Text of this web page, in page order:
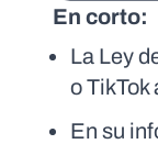
En corto:
La Ley
o
En su